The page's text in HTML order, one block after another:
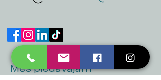
Mēs piedāvājam